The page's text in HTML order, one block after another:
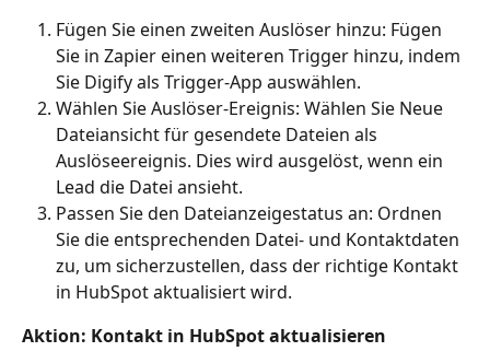
Fügen Sie einen zweiten Auslöser hinzu: Fügen
Sie in Zapier einen weiteren Trigger hinzu, indem
Sie Digify als Trigger-App auswählen.
Wählen Sie Auslöser-Ereignis: Wählen Sie Neue
Dateiansicht für gesendete Dateien als
Auslöseereignis. Dies wird ausgelöst, wenn ein
Lead die Datei ansieht.
Passen Sie den Dateianzeigestatus an: Ordnen
Sie die entsprechenden Datei- und Kontaktdaten
zu, um sicherzustellen, dass der richtige Kontakt
in HubSpot aktualisiert wird.
Aktion: Kontakt in HubSpot aktualisieren